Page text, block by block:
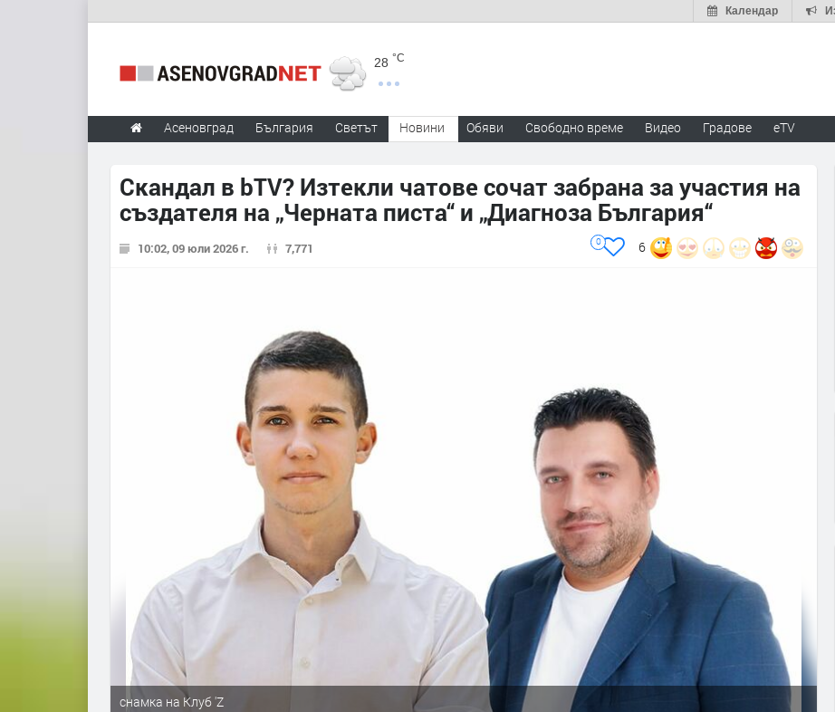
Календар
28 °C
Асеновград България Светът Новини Обяви Свободно време Видео Градове eTV
Скандал в bTV? Изтекли чатове сочат забрана за участия на
създателя на „Черната писта“ и „Диагноза България“
10:02, 09 юли 2026 г. 7,771 6
0
снамка на Клуб 'Z